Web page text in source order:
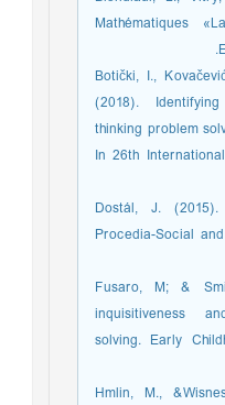
Mathématiques
Botički, I.,
(2018).
thinking problem
In 26th
Dostál, J.
Procedia-Social
Fusaro, M; &
inquisitiveness
solving. Early
Hmlin, M.,